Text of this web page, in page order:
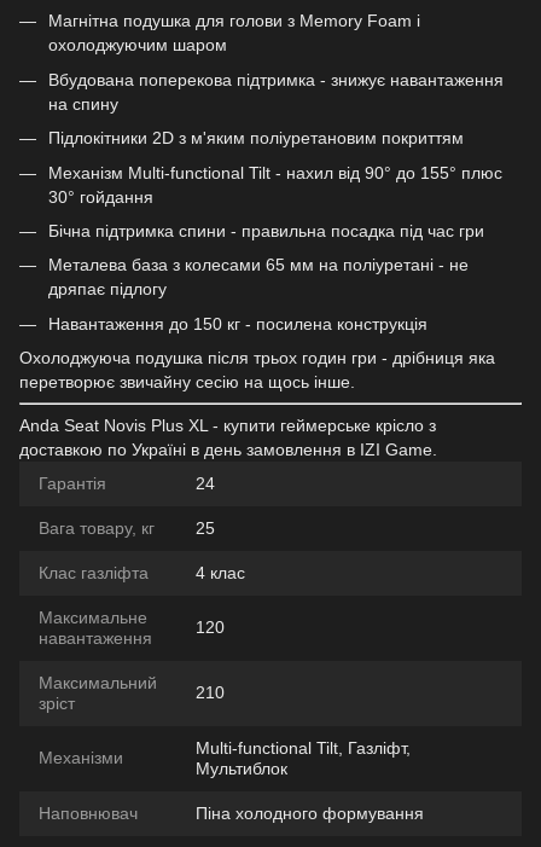
Магнітна подушка для голови з Memory Foam і
охолоджуючим шаром
Вбудована поперекова підтримка - знижує навантаження
на спину
Підлокітники 2D з м'яким поліуретановим покриттям
Механізм Multi-functional Tilt - нахил від 90° до 155° плюс
30° гойдання
Бічна підтримка спини - правильна посадка під час гри
Металева база з колесами 65 мм на поліуретані - не
дряпає підлогу
Навантаження до 150 кг - посилена конструкція
Охолоджуюча подушка після трьох годин гри - дрібниця яка
перетворює звичайну сесію на щось інше.
Anda Seat Novis Plus XL - купити геймерське крісло з
доставкою по Україні в день замовлення в IZI Game.
Гарантія
24
Вага товару, кг 25
Клас газліфта 4 клас
Максимальне
навантаження
120
Максимальний
зріст
210
Механізми
Multi-functional Tilt, Газліфт,
Мультиблок
Наповнювач Піна холодного формування